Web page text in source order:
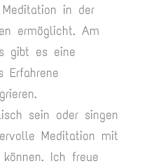
in der
ermöglicht. Am
gibt es eine
Erfahrene
sein oder singen
Meditation mit
Ich freue